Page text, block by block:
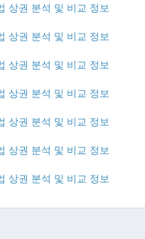
상권 분석 및 비교 정보
상권 분석 및 비교 정보
상권 분석 및 비교 정보
상권 분석 및 비교 정보
상권 분석 및 비교 정보
상권 분석 및 비교 정보
상권 분석 및 비교 정보